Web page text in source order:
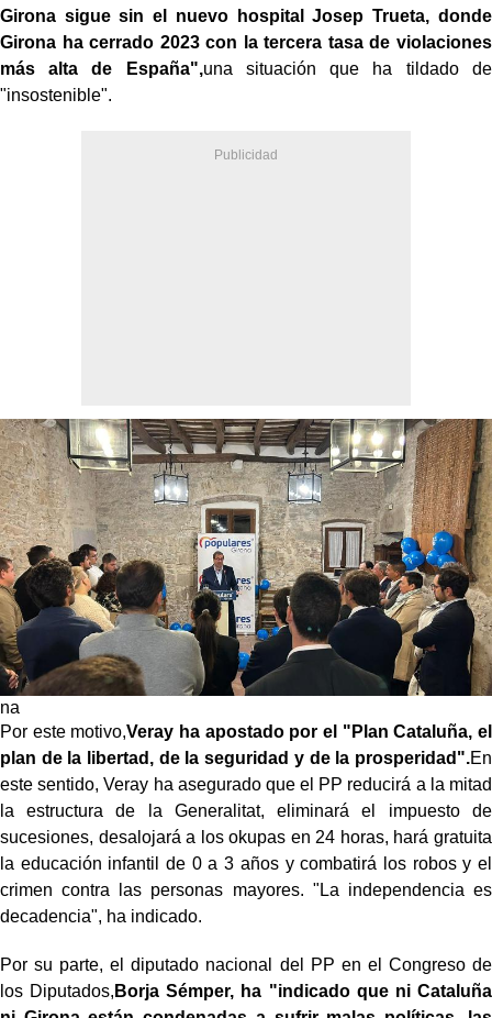
Girona sigue sin el nuevo hospital Josep Trueta, donde
Girona ha cerrado 2023 con la tercera tasa de violaciones
más alta de España",una situación que ha tildado de
"insostenible".
na
Por este motivo,Veray ha apostado por el "Plan Cataluña, el
plan de la libertad, de la seguridad y de la prosperidad".En
este sentido, Veray ha asegurado que el PP reducirá a la mitad
la estructura de la Generalitat, eliminará el impuesto de
sucesiones, desalojará a los okupas en 24 horas, hará gratuita
la educación infantil de 0 a 3 años y combatirá los robos y el
crimen contra las personas mayores. "La independencia es
decadencia", ha indicado.
Por su parte, el diputado nacional del PP en el Congreso de
los Diputados, Borja Sémper, ha "indicado que ni Cataluña